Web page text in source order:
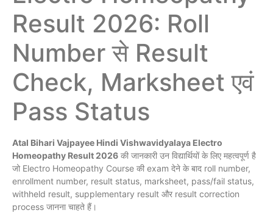
Result 2026: Roll
Number से Result
Check, Marksheet एवं
Pass Status
Atal Bihari Vajpayee Hindi Vishwavidyalaya Electro
Homeopathy Result 2026 की जानकारी उन विद्यार्थियों के लिए महत्वपूर्ण है
जो Electro Homeopathy Course की exam देने के बाद roll number,
enrollment number, result status, marksheet, pass/fail status,
withheld result, supplementary result और result correction
process जानना चाहते हैं।